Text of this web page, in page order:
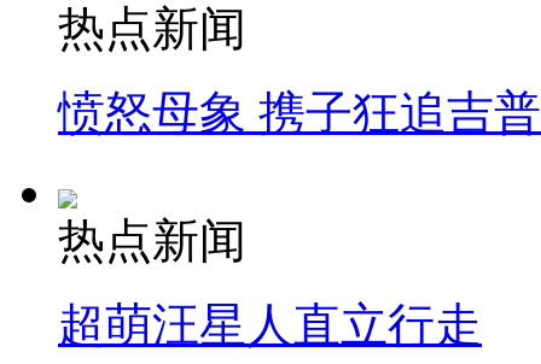
热点新闻
愤怒母象 携子狂追吉
热点新闻
超萌汪星人直立行走